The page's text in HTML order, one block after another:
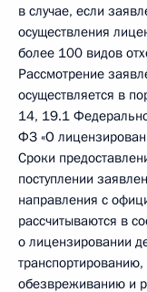
в случае, если
осуществления
более 100 видов
Рассмотрение
осуществляется в
14, 19.1
ФЗ «О
Сроки
поступлении
направления с
рассчитываются в
о лицензировании
обезвреживанию и